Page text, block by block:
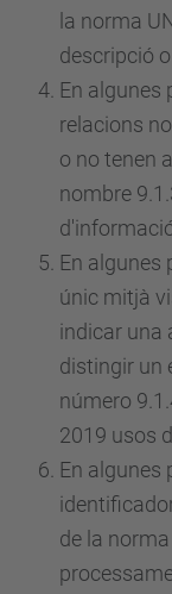
la norma
descripció
En algunes
relacions
o no tenen
nombre
En algunes
únic mitjà
indicar una
distingir un
número
2019 usos
En algunes
de la